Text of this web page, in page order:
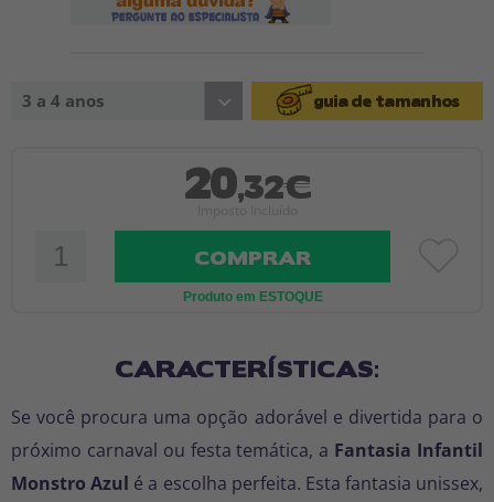
3 a 4 anos guia de tamanhos
20,32€
COMPRAR
Produto em ESTOQUE
CARACTERÍSTICAS:
Se você procura uma opção adorável e divertida para o
próximo carnaval ou festa temática, a Fantasia Infantil
Monstro Azul é a escolha perfeita. Esta fantasia unissex,